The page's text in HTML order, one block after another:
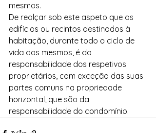
mesmos.
De realçar sob este aspeto que os
edifícios ou recintos destinados à
habitação, durante todo o ciclo de
vida dos mesmos, é da
responsabilidade dos respetivos
proprietários, com exceção das suas
partes comuns na propriedade
horizontal, que são da
responsabilidade do condomínio.